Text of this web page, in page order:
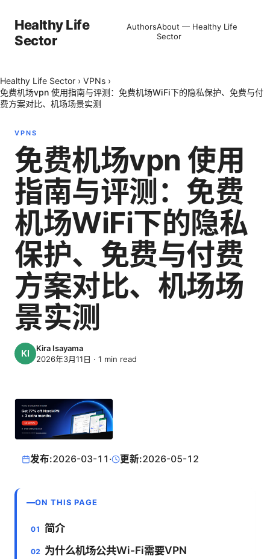
Healthy Life
Sector
AuthorsAbout — Healthy Life
Sector
Healthy Life Sector › VPNs ›
免费机场vpn 使用指南与评测：免费机场WiFi下的隐私保护、免费与付
费方案对比、机场场景实测
VPNS
免费机场vpn 使用
指南与评测：免费
机场WiFi下的隐私
保护、免费与付费
方案对比、机场场
景实测
Kira Isayama
2026年3月11日 · 1 min read
发布:2026-03-11 · 更新:2026-05-12
ON THIS PAGE
简介
为什么机场公共Wi-Fi需要VPN